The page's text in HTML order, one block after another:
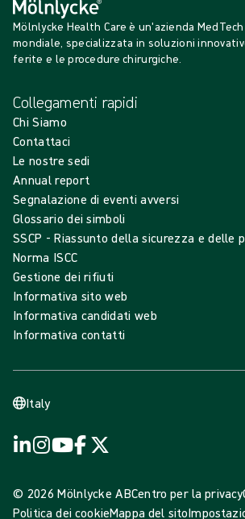
Mölnlycke Health Care è un'azienda
mondiale, specializzata in soluzioni
ferite e le procedure chirurgiche.
Collegamenti rapidi
Chi Siamo
Contattaci
Le nostre sedi
Annual report
Segnalazione di eventi avversi
Glossario dei simboli
SSCP - Riassunto della sicurezza e delle
Norma ISCC
Gestione dei rifiuti
Informativa sito web
Informativa candidati web
Informativa contatti
Italy
© 2026 Mölnlycke ABCentro per la privacy
Politica dei cookieMappa del sito